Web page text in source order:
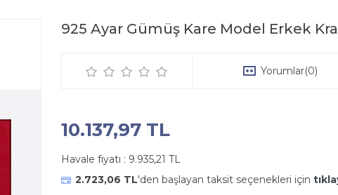
925 Ayar Gümüş Kare Model Erkek
Yorumlar(0)
10.137,97 TL
Havale fiyatı : 9.935,21 TL
2.723,06 TL'den başlayan taksit seçenekleri için